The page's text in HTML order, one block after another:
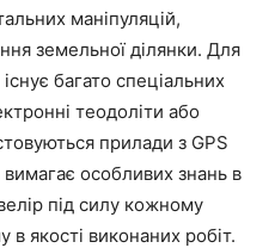
маніпуляцій,
земельної ділянки. Для
багато спеціальних
теодоліти або
прилади з GPS
особливих знань в
під силу кожному
в якості виконаних робіт.